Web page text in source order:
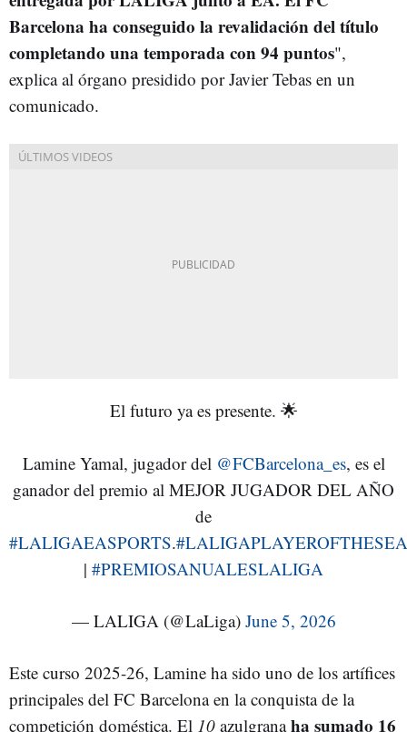
Barcelona ha conseguido la revalidación del título
completando una temporada con 94 puntos",
explica al órgano presidido por Javier Tebas en un
comunicado.
El futuro ya es presente. 🌟
Lamine Yamal, jugador del @FCBarcelona_es, es el
ganador del premio al MEJOR JUGADOR DEL AÑO
de
#LALIGAEASPORTS.
| #PREMIOSANUALESLALIGA
— LALIGA (@LaLiga) June 5, 2026
Este curso 2025-26, Lamine ha sido uno de los artífices
principales del FC Barcelona en la conquista de la
competición doméstica. El 10 azulgranaha sumado 16